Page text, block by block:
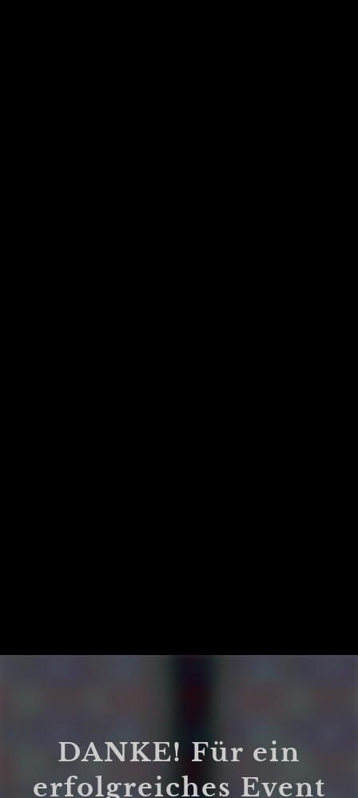
DANKE! Für ein
erfolgreiches Event